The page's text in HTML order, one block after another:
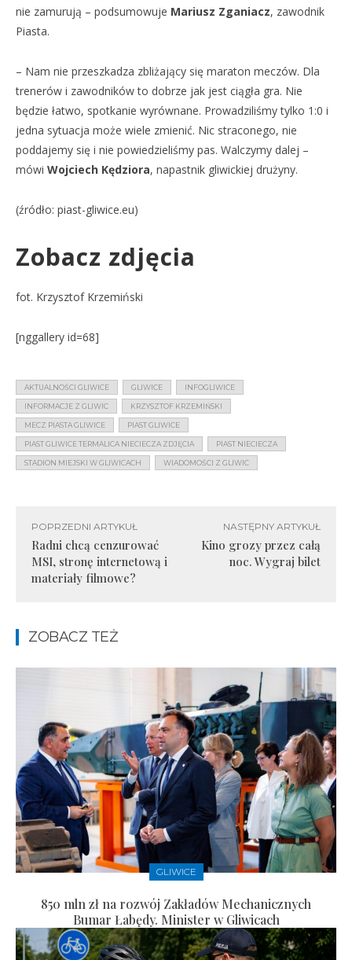
nie zamurują – podsumowuje Mariusz Zganiacz, zawodnik
Piasta.
– Nam nie przeszkadza zbliżający się maraton meczów. Dla
trenerów i zawodników to dobrze jak jest ciągła gra. Nie
będzie łatwo, spotkanie wyrównane. Prowadziliśmy tylko 1:0 i
jedna sytuacja może wiele zmienić. Nic straconego, nie
poddajemy się i nie powiedzieliśmy pas. Walczymy dalej –
mówi Wojciech Kędziora, napastnik gliwickiej drużyny.
(źródło: piast-gliwice.eu)
Zobacz zdjęcia
fot. Krzysztof Krzemiński
[nggallery id=68]
AKTUALNOŚCI GLIWICE GLIWICE INFOGLIWICE
INFORMACJE Z GLIWIC KRZYSZTOF KRZEMIŃSKI
MECZ PIASTA GLIWICE PIAST GLIWICE
PIAST GLIWICE TERMALICA NIECIECZA ZDJĘCIA PIAST NIECIECZA
STADION MIEJSKI W GLIWICACH WIADOMOŚCI Z GLIWIC
POPRZEDNI ARTYKUŁ
Radni chcą cenzurować
MSI, stronę internetową i
materiały filmowe?
NASTĘPNY ARTYKUŁ
Kino grozy przez całą
noc. Wygraj bilet
ZOBACZ TEŻ
GLIWICE
850 mln zł na rozwój Zakładów Mechanicznych
Bumar Łabędy. Minister w Gliwicach